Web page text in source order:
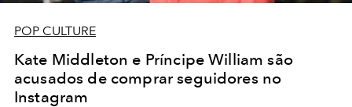
POP CULTURE
Kate Middleton e Príncipe William são
acusados de comprar seguidores no
Instagram